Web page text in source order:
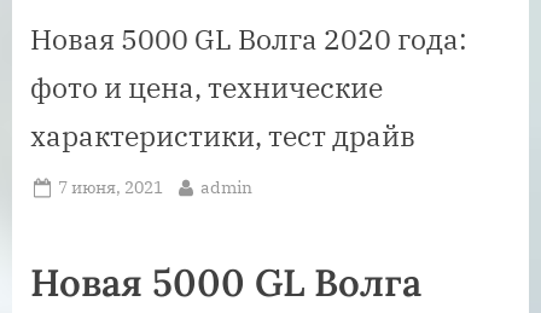
Новая 5000 GL Волга 2020 года:
фото и цена, технические
характеристики, тест драйв
Posted
7 июня, 2021 By
admin
Новая 5000 GL Волга